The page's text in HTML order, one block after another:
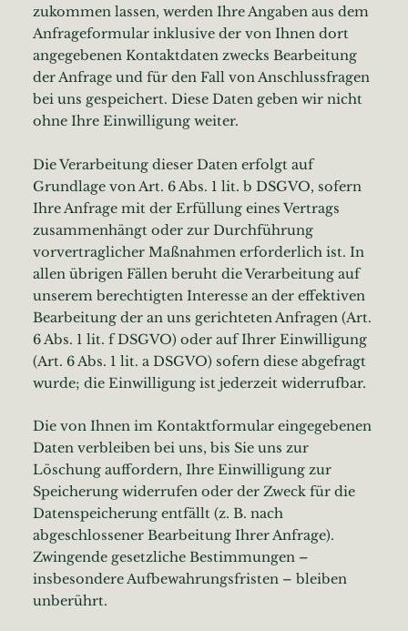
zukommen lassen, werden Ihre Angaben aus dem
Anfrageformular inklusive der von Ihnen dort
angegebenen Kontaktdaten zwecks Bearbeitung
der Anfrage und für den Fall von Anschlussfragen
bei uns gespeichert. Diese Daten geben wir nicht
ohne Ihre Einwilligung weiter.
Die Verarbeitung dieser Daten erfolgt auf
Grundlage von Art. 6 Abs. 1 lit. b DSGVO, sofern
Ihre Anfrage mit der Erfüllung eines Vertrags
zusammenhängt oder zur Durchführung
vorvertraglicher Maßnahmen erforderlich ist. In
allen übrigen Fällen beruht die Verarbeitung auf
unserem berechtigten Interesse an der effektiven
Bearbeitung der an uns gerichteten Anfragen (Art.
6 Abs. 1 lit. f DSGVO) oder auf Ihrer Einwilligung
(Art. 6 Abs. 1 lit. a DSGVO) sofern diese abgefragt
wurde; die Einwilligung ist jederzeit widerrufbar.
Die von Ihnen im Kontaktformular eingegebenen
Daten verbleiben bei uns, bis Sie uns zur
Löschung auffordern, Ihre Einwilligung zur
Speicherung widerrufen oder der Zweck für die
Datenspeicherung entfällt (z. B. nach
abgeschlossener Bearbeitung Ihrer Anfrage).
Zwingende gesetzliche Bestimmungen –
insbesondere Aufbewahrungsfristen – bleiben
unberührt.